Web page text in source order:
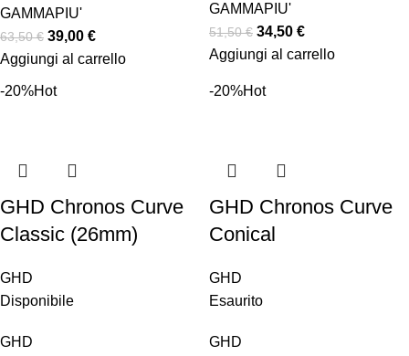
GAMMAPIU'
63,50€ 39,00 €
Aggiungi al carrello
GAMMAPIU'
51,50€ 34,50 €
Aggiungi al carrello
-20%Hot
GHD Chronos Curve
Classic (26mm)
GHD
Disponibile
GHD
-20%Hot
GHD Chronos Curve
Conical
GHD
Esaurito
GHD